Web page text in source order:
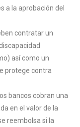
a la aprobación del
contratar un
así como un
protege contra
bancos cobran una
en el valor de la
reembolsa si la